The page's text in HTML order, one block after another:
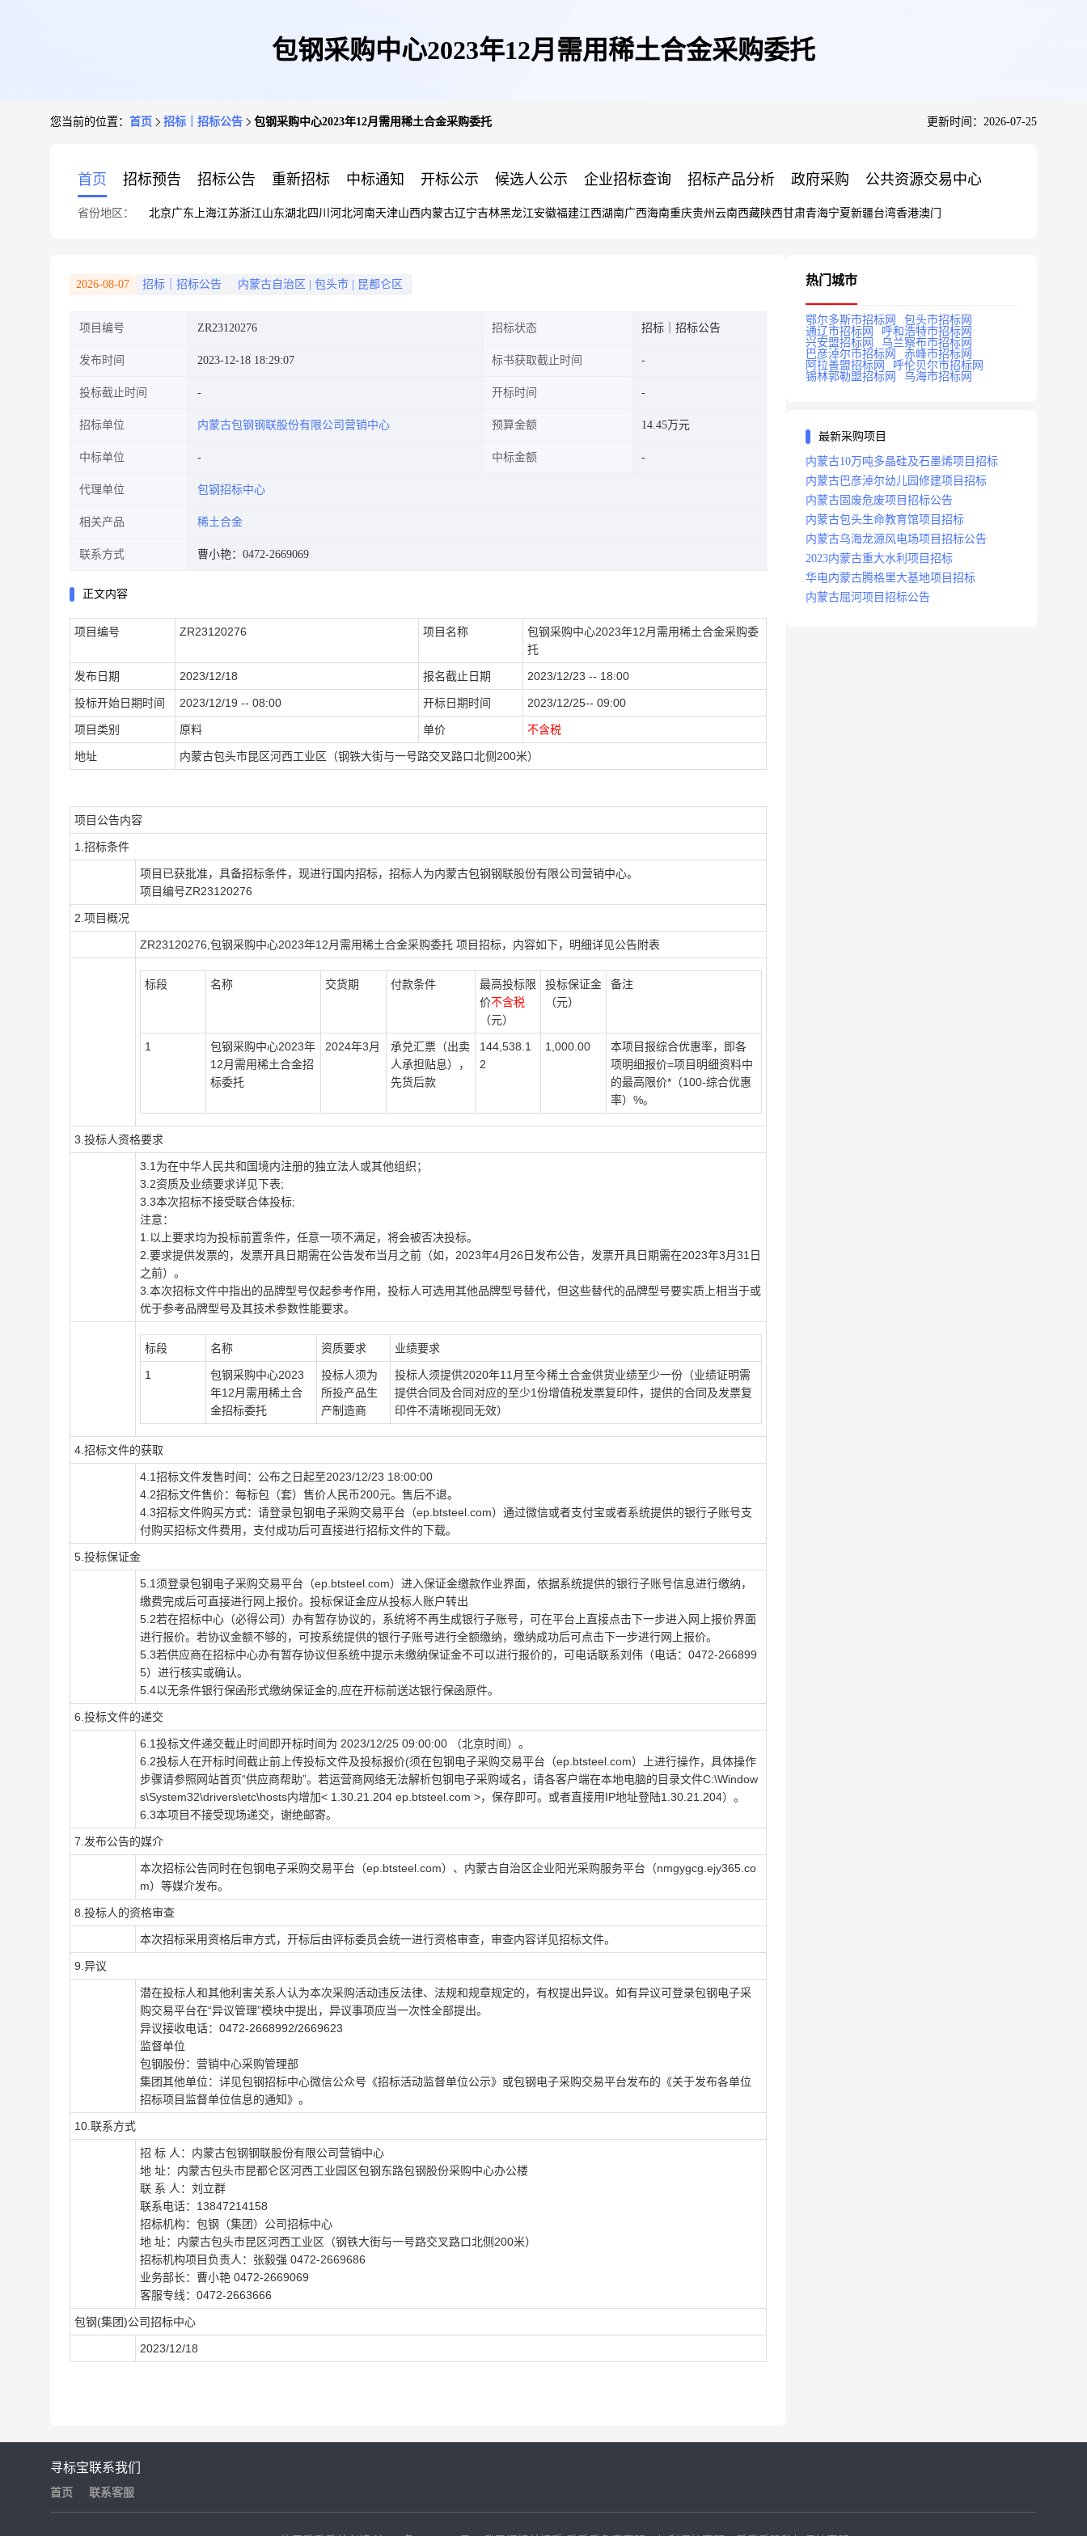
包钢采购中心2023年12月需用稀土合金采购委托
您当前的位置： 首页 招标｜招标公告 包钢采购中心2023年12月需用稀土合金采购委托 更新时间：2026-07-25
首页 招标预告 招标公告 重新招标 中标通知 开标公示 候选人公示 企业招标查询 招标产品分析 政府采购 公共资源交易中心
省份地区： 北京广东 上海江苏浙江山东湖北四川 河北河南天津山西内蒙古辽宁吉林黑龙江安徽福建江西湖南广西海南重庆贵州 云南西藏陕西甘肃青海宁夏新疆台湾香港澳门
2026-08-07 招标｜招标公告 内蒙古自治区 包头市 昆都仑区
项目编号 ZR23120276 招标状态 招标｜招标公告
发布时间 2023-12-18 18:29:07 标书获取截止时间
投标截止时间 开标时间
招标单位 内蒙古包钢钢联股份有限公司营销中心 预算金额 14.45万元
中标单位 中标金额
代理单位 包钢招标中心
相关产品 稀土合金
联系方式 曹小艳：0472-2669069
正文内容
项目编号 ZR23120276 项目名称
包钢采购中心2023年12月需用稀土合金采购委
托
发布日期 2023/12/18 报名截止日期 2023/12/23 -- 18:00
投标开始日期时间 2023/12/19 -- 08:00 开标日期时间 2023/12/25-- 09:00
项目类别 原料 单价 不含税
地址 内蒙古包头市昆区河西工业区（钢铁大街与一号路交叉路口北侧200米）
项目公告内容
1.招标条件
项目已获批准，具备招标条件，现进行国内招标，招标人为内蒙古包钢钢联股份有限公司营销中心。
项目编号ZR23120276
2.项目概况
ZR23120276,包钢采购中心2023年12月需用稀土合金采购委托 项目招标，内容如下，明细详见公告附表
标段 名称 交货期 付款条件
最高投标限
价不含税
（元）
投标保证金
（元）
备注
1
包钢采购中心2023年
12月需用稀土合金招
标委托
2024年3月
承兑汇票（出卖
人承担贴息），
先货后款
144,538.1
2
1,000.00
本项目报综合优惠率，即各
项明细报价=项目明细资料中
的最高限价*（100-综合优惠
率）%。
3.投标人资格要求
3.1为在中华人民共和国境内注册的独立法人或其他组织；
3.2资质及业绩要求详见下表;
3.3本次招标不接受联合体投标;
注意：
1.以上要求均为投标前置条件，任意一项不满足，将会被否决投标。
2.要求提供发票的，发票开具日期需在公告发布当月之前（如，2023年4月26日发布公告，发票开具日期需在2023年3月31日
之前）。
3.本次招标文件中指出的品牌型号仅起参考作用，投标人可选用其他品牌型号替代，但这些替代的品牌型号要实质上相当于或
优于参考品牌型号及其技术参数性能要求。
标段 名称 资质要求 业绩要求
1
包钢采购中心2023
年12月需用稀土合
金招标委托
投标人须为
所投产品生
产制造商
投标人须提供2020年11月至今稀土合金供货业绩至少一份（业绩证明需
提供合同及合同对应的至少1份增值税发票复印件，提供的合同及发票复
印件不清晰视同无效）
4.招标文件的获取
4.1招标文件发售时间：公布之日起至2023/12/23 18:00:00
4.2招标文件售价：每标包（套）售价人民币200元。售后不退。
4.3招标文件购买方式：请登录包钢电子采购交易平台（ep.btsteel.com）通过微信或者支付宝或者系统提供的银行子账号支
付购买招标文件费用，支付成功后可直接进行招标文件的下载。
5.投标保证金
5.1须登录包钢电子采购交易平台（ep.btsteel.com）进入保证金缴款作业界面，依据系统提供的银行子账号信息进行缴纳，
缴费完成后可直接进行网上报价。投标保证金应从投标人账户转出
5.2若在招标中心（必得公司）办有暂存协议的，系统将不再生成银行子账号，可在平台上直接点击下一步进入网上报价界面
进行报价。若协议金额不够的，可按系统提供的银行子账号进行全额缴纳，缴纳成功后可点击下一步进行网上报价。
5.3若供应商在招标中心办有暂存协议但系统中提示未缴纳保证金不可以进行报价的，可电话联系刘伟（电话：0472-266899
5）进行核实或确认。
5.4以无条件银行保函形式缴纳保证金的,应在开标前送达银行保函原件。
6.投标文件的递交
6.1投标文件递交截止时间即开标时间为 2023/12/25 09:00:00 （北京时间）。
6.2投标人在开标时间截止前上传投标文件及投标报价(须在包钢电子采购交易平台（ep.btsteel.com）上进行操作，具体操作
步骤请参照网站首页“供应商帮助”。若运营商网络无法解析包钢电子采购域名，请各客户端在本地电脑的目录文件C:\Window
s\System32\drivers\etc\hosts内增加< 1.30.21.204 ep.btsteel.com >，保存即可。或者直接用IP地址登陆1.30.21.204）。
6.3本项目不接受现场递交，谢绝邮寄。
7.发布公告的媒介
本次招标公告同时在包钢电子采购交易平台（ep.btsteel.com）、内蒙古自治区企业阳光采购服务平台（nmgygcg.ejy365.co
m）等媒介发布。
8.投标人的资格审查
本次招标采用资格后审方式，开标后由评标委员会统一进行资格审查，审查内容详见招标文件。
9.异议
潜在投标人和其他利害关系人认为本次采购活动违反法律、法规和规章规定的，有权提出异议。如有异议可登录包钢电子采
购交易平台在“异议管理”模块中提出，异议事项应当一次性全部提出。
异议接收电话：0472-2668992/2669623
监督单位
包钢股份：营销中心采购管理部
集团其他单位：详见包钢招标中心微信公众号《招标活动监督单位公示》或包钢电子采购交易平台发布的《关于发布各单位
招标项目监督单位信息的通知》。
10.联系方式
招 标 人：内蒙古包钢钢联股份有限公司营销中心
地 址：内蒙古包头市昆都仑区河西工业园区包钢东路包钢股份采购中心办公楼
联 系 人：刘立群
联系电话：13847214158
招标机构：包钢（集团）公司招标中心
地 址：内蒙古包头市昆区河西工业区（钢铁大街与一号路交叉路口北侧200米）
招标机构项目负责人：张毅强 0472-2669686
业务部长：曹小艳 0472-2669069
客服专线：0472-2663666
包钢(集团)公司招标中心
2023/12/18
热门城市
鄂尔多斯市招标网
包头市招标网
通辽市招标网
呼和浩特市招标网
兴安盟招标网
乌兰察布市招标网
巴彦淖尔市招标网
赤峰市招标网
阿拉善盟招标网
呼伦贝尔市招标网
锡林郭勒盟招标网
乌海市招标网
最新采购项目
内蒙古10万吨多晶硅及石墨烯项目招标
内蒙古巴彦淖尔幼儿园修建项目招标
内蒙古固废危废项目招标公告
内蒙古包头生命教育馆项目招标
内蒙古乌海龙源风电场项目招标公告
2023内蒙古重大水利项目招标
华电内蒙古腾格里大基地项目招标
内蒙古屈河项目招标公告
寻标宝
首页
联系我们
联系客服